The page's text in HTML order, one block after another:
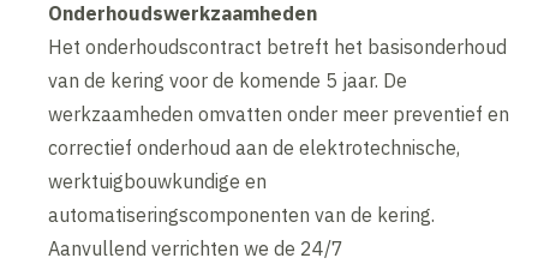
Onderhoudswerkzaamheden
Het onderhoudscontract betreft het basisonderhoud
van de kering voor de komende 5 jaar. De
werkzaamheden omvatten onder meer preventief en
correctief onderhoud aan de elektrotechnische,
werktuigbouwkundige en
automatiseringscomponenten van de kering.
Aanvullend verrichten we de 24/7